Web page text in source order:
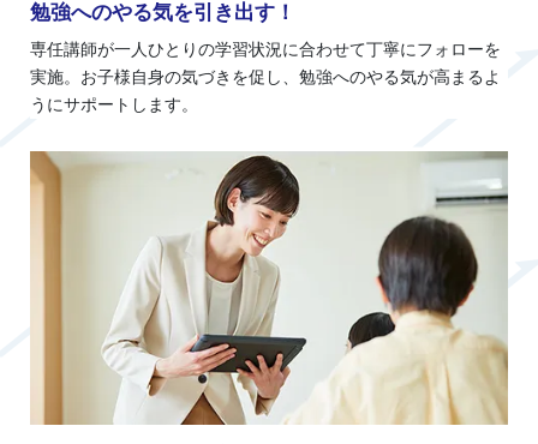
勉強へのやる気を引き出す！
専任講師が一人ひとりの学習状況に合わせて丁寧にフォローを
実施。お子様自身の気づきを促し、勉強へのやる気が高まるよ
うにサポートします。